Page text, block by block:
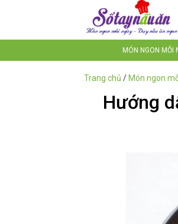
MÓN NGON MỖI
Trang chủ / Món ngon
Hướng